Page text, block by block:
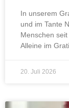
In unserem
und im Tante
Menschen
Alleine im
20. Juli 2026